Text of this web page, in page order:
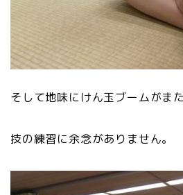
そして地味にけん玉ブームがま
技の練習に余念がありません。